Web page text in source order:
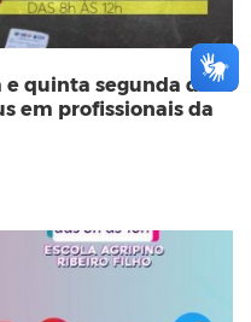
quinta segunda dose
em profissionais da